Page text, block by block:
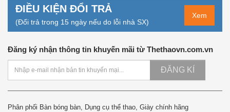
ĐIỀU KIỆN ĐỔI TRẢ
(Đổi trả trong 15 ngày nếu do lỗi nhà SX)
Xem
Đăng ký nhận thông tin khuyến mãi từ Thethaovn.com.vn
ĐĂNG KÍ
Phân phối Bàn bóng bàn, Dụng cụ thể thao, Giày chính hãng